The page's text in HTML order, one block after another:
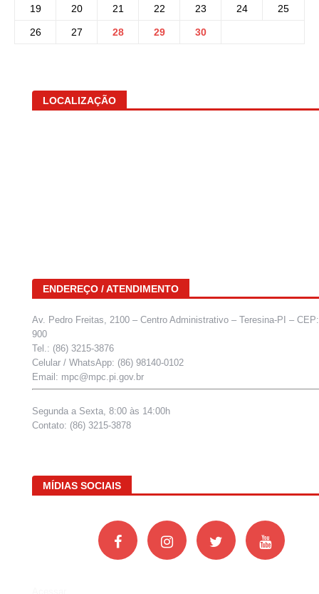
19 20 21 22 23 24 25
26 27 28 29 30
LOCALIZAÇÃO
ENDEREÇO / ATENDIMENTO
Av. Pedro Freitas, 2100 – Centro Administrativo – Teresina-PI –
900
Tel.: (86) 3215-3876
Celular / WhatsApp: (86) 98140-0102
Email: mpc@mpc.pi.gov.br
Segunda a Sexta, 8:00 às 14:00h
Contato: (86) 3215-3878
MÍDIAS SOCIAIS